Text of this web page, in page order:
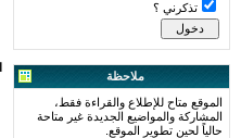
تذكرني ؟
ملاحظة
الموقع متاح للإطلاع والقراءة فقط،
المشاركة والمواضيع الجديدة غير متاحة
حالياً لحين تطوير الموقع.